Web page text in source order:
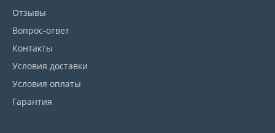
Отзывы
Вопрос-ответ
Контакты
Условия доставки
Условия оплаты
Гарантия